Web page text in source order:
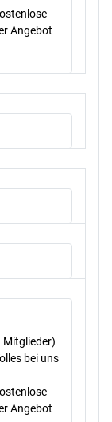
Angebot
Mitglieder)
bei uns
Angebot